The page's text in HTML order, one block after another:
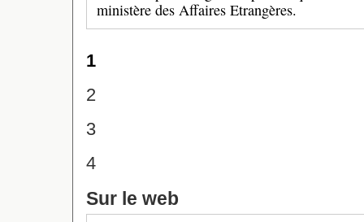
ministère des Affaires Etrangères.
1
2
3
4
Sur le web